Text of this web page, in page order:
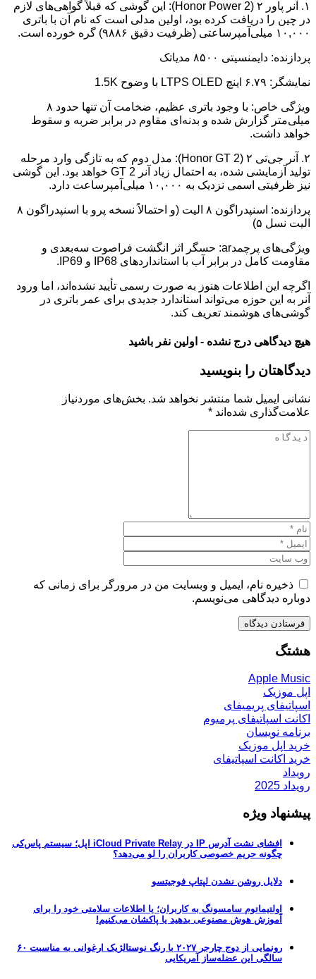
۱. آنر پاور ۲ (Honor Power 2): این گوشی که قبلاً گواهی‌های لازم
در چین را دریافت کرده بود، اولین مدلی است که نام آن با باتری
۱۰,۰۰۰ میلی‌آمپرساعتی (ظرفیت دقیق ۹۸۸۶) گره خورده است.
پردازنده: دایمنسیتی ۸۵۰۰ مدیاتک
نمایشگر: ۶.۷۹ اینچ LTPS OLED با وضوح 1.5K
ویژگی خاص: با وجود باتری عظیم، ضخامت آن تنها حدود ۸
میلی‌متر گزارش شده و بدنه‌ای مقاوم در برابر ضربه و سقوط
خواهد داشت.
۲. آنر جی‌تی ۲ (Honor GT 2): مدل دوم که به تازگی وارد مرحله
تولید آزمایشی شده، به احتمال زیاد آنر GT 2 خواهد بود. این گوشی
نیز ظرفیتی اسمی نزدیک به ۱۰,۰۰۰ میلی‌آمپرساعت دارد.
پردازنده: اسنپدراگون ۸ الیت (و احتمالاً نسخه پرو با اسنپدراگون ۸
الیت نسل ۵)
ویژگی‌های پرچمدar: حسگر اثر انگشت فراصوت سه‌بعدی و
مقاومت کامل در برابر آب با استانداردهای IP68 و IP69.
اگرچه این اطلاعات هنوز به صورت رسمی تأیید نشده‌اند، اما ورود
آنر به این حوزه می‌تواند استاندارد جدیدی برای عمر باتری در
گوشی‌های هوشمند تعریف کند.
هیچ دیدگاهی درج نشده - اولین نفر باشید
دیدگاهتان را بنویسید
نشانی ایمیل شما منتشر نخواهد شد. بخش‌های موردنیاز
علامت‌گذاری شده‌اند *
ذخیره نام، ایمیل و وبسایت من در مرورگر برای زمانی که
دوباره دیدگاهی می‌نویسم.
هشتگ
Apple Music
اپل موزیک
اسپاتیفای پریمیفای
اکانت اسپاتیفای پرمیوم
برنامه نویسان
خرید اپل موزیک
خرید اکانت اسپاتیفای
رویداد
رویداد 2025
پیشنهاد ویژه
افشای نشت آدرس IP در iCloud Private Relay اپل؛ سیستم پاس‌کی
چگونه حریم خصوصی کاربران را لو می‌دهد؟
دلایل روشن نشدن لپتاپ فوجیتسو
اولتیماتوم سامسونگ به کاربران؛ یا اطلاعات سلامتی خود را برای
آموزش هوش مصنوعی بدهید یا پاکشان می‌کنیم!
رونمایی از دوج چارجر ۲۰۲۷ با رنگ نوستالژیک ارغوانی به مناسبت ۶۰
سالگی این عضله‌ساز آمریکایی